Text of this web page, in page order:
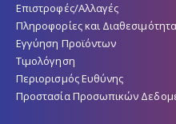
Επιστροφές/Αλλαγές
Πληροφορίες και
Εγγύηση Προϊόντων
Τιμολόγηση
Περιορισμός Ευθύνης
Προστασία Προσωπικών